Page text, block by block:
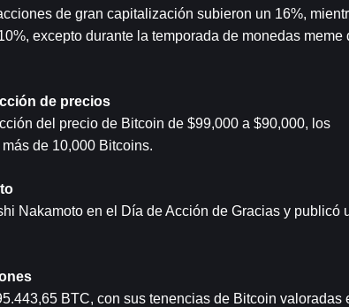
de gran capitalización subieron un 16%,
excepto durante la temporada de monedas meme
de precios
del precio de Bitcoin de $99,000 a $90,000, los
de 10,000 Bitcoins.
Nakamoto en el Día de Acción de Gracias y publicó
BTC, con sus tenencias de Bitcoin valoradas